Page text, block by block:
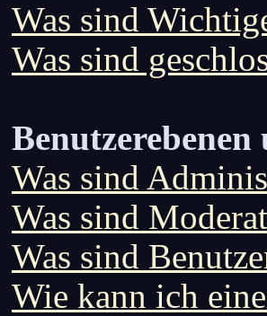
Was sind
Was sind
Was sind
Was sind
Was sind
Wie kann ich